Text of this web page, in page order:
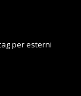
per esterni